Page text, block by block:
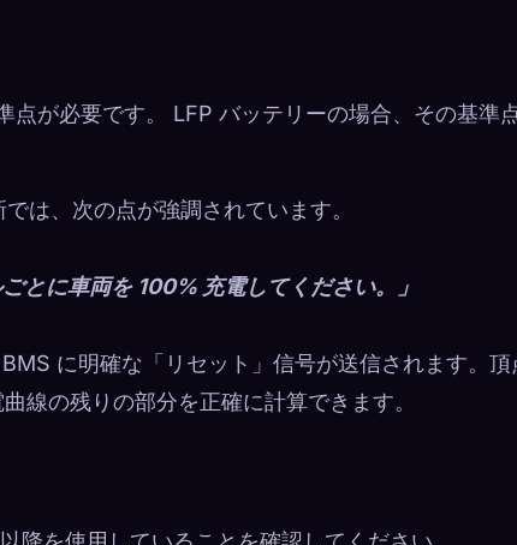
が必要です。 LFP バッテリーの場合、その基準
は、次の点が強調されています。
とに車両を 100% 充電してください。」
に明確な「リセット」信号が送信されます。頂
線の残りの部分を正確に計算できます。